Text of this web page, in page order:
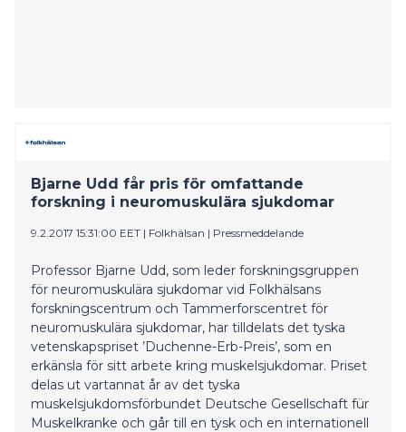
Bjarne Udd får pris för omfattande
forskning i neuromuskulära sjukdomar
9.2.2017 15:31:00 EET | Folkhälsan | Pressmeddelande
Professor Bjarne Udd, som leder forskningsgruppen
för neuromuskulära sjukdomar vid Folkhälsans
forskningscentrum och Tammerforscentret för
neuromuskulära sjukdomar, har tilldelats det tyska
vetenskapspriset ’Duchenne-Erb-Preis’, som en
erkänsla för sitt arbete kring muskelsjukdomar. Priset
delas ut vartannat år av det tyska
muskelsjukdomsförbundet Deutsche Gesellschaft für
Muskelkranke och går till en tysk och en internationell